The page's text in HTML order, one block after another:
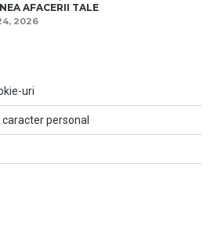
AFACERII TALE
2026
uri
personal